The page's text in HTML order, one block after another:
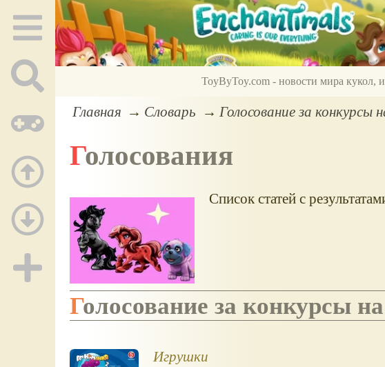
ToyByToy.com - новости мира кукол,
Главная Словарь Голосование за конкурсы
Голосования
Список статей с
Голосование за конкурсы
Игрушки